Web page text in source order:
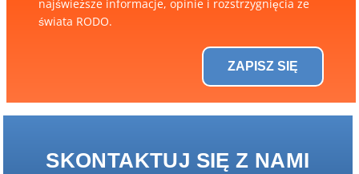
najświeższe informacje, opinie i rozstrzygnięcia ze
świata RODO.
ZAPISZ SIĘ
SKONTAKTUJ SIĘ Z NAMI